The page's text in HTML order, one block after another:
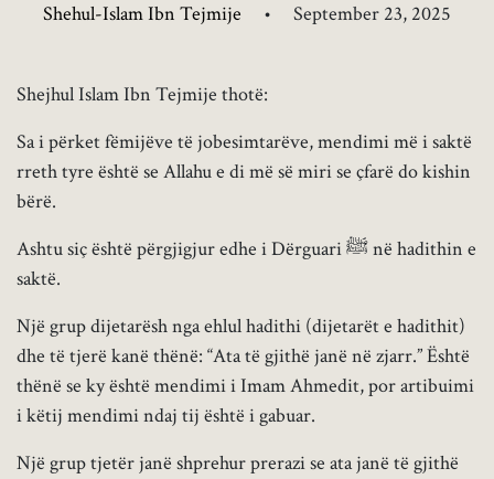
Shehul-Islam Ibn Tejmije • September 23, 2025
Shejhul Islam Ibn Tejmije thotë:
Sa i përket fëmijëve të jobesimtarëve, mendimi më i saktë
rreth tyre është se Allahu e di më së miri se çfarë do kishin
bërë.
Ashtu siç është përgjigjur edhe i Dërguari ﷺ në hadithin e
saktë.
Një grup dijetarësh nga ehlul hadithi (dijetarët e hadithit)
dhe të tjerë kanë thënë: “Ata të gjithë janë në zjarr.” Është
thënë se ky është mendimi i Imam Ahmedit, por artibuimi
i këtij mendimi ndaj tij është i gabuar.
Një grup tjetër janë shprehur prerazi se ata janë të gjithë